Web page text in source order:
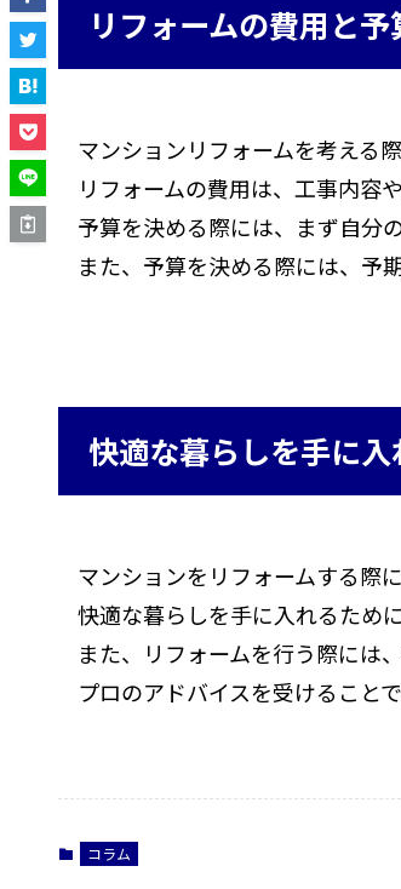
リフォームの費用と
マンションリフォームを考える
リフォームの費用は、工事内容
予算を決める際には、まず自分
また、予算を決める際には、予
快適な暮らしを手に
マンションをリフォームする際
快適な暮らしを手に入れるため
また、リフォームを行う際には
プロのアドバイスを受けること
コラム